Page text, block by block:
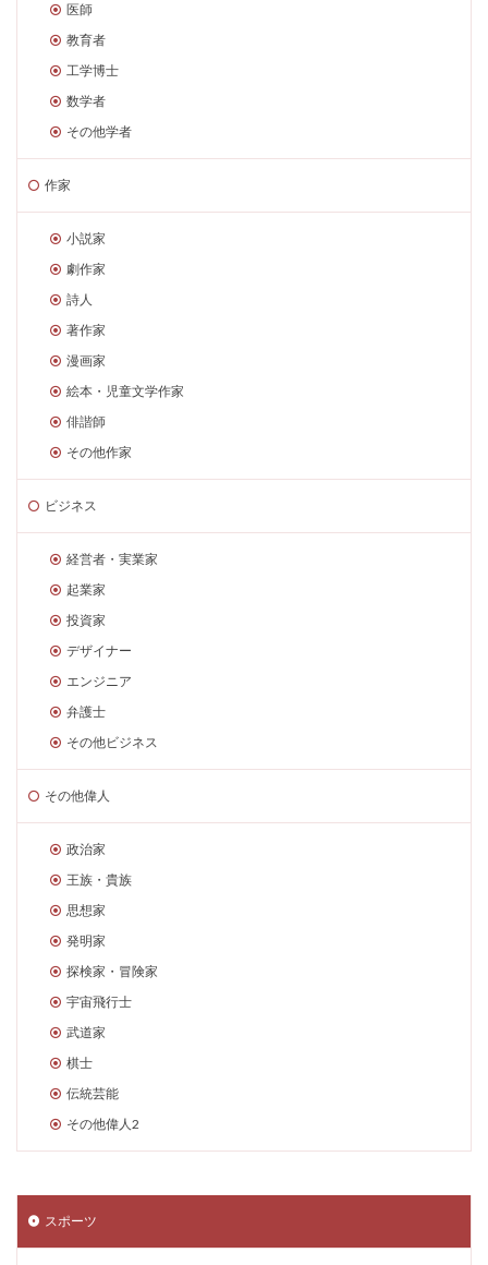
医師
教育者
工学博士
数学者
その他学者
作家
小説家
劇作家
詩人
著作家
漫画家
絵本・児童文学作家
俳諧師
その他作家
ビジネス
経営者・実業家
起業家
投資家
デザイナー
エンジニア
弁護士
その他ビジネス
その他偉人
政治家
王族・貴族
思想家
発明家
探検家・冒険家
宇宙飛行士
武道家
棋士
伝統芸能
その他偉人2
スポーツ